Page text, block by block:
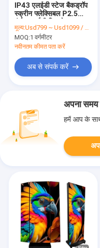
IP43 एलईडी स्टेज बैकड्रॉप
स्क्रीन फ्लेक्सिबल P2.5
मूल्य:Usd799 ~ Usd1099 / Sqm ( price is negotiable )
MOQ:1 वर्गमीटर
नवीनतम कीमत पता करें
अब से संपर्क करें
अपना
हमें आप के